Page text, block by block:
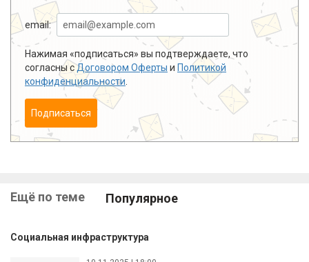
email:
Нажимая «подписаться» вы подтверждаете, что
согласны сДоговором Оферты и Политикой
конфиденциальности
Подписаться
Ещё по теме Популярное
Социальная инфраструктура